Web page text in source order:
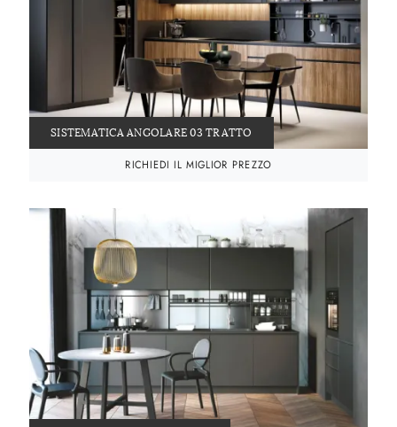
SISTEMATICA ANGOLARE 03 TRATTO
RICHIEDI IL MIGLIOR PREZZO